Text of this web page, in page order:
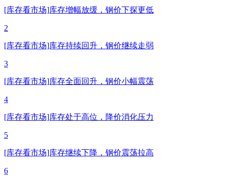
[库存看市场]库存增幅放缓，钢价下探更低
2
[库存看市场]库存持续回升，钢价继续走弱
3
[库存看市场]库存全面回升，钢价小幅震荡
4
[库存看市场]库存处于高位，降价消化压力
5
[库存看市场]库存继续下降，钢价震荡拉高
6